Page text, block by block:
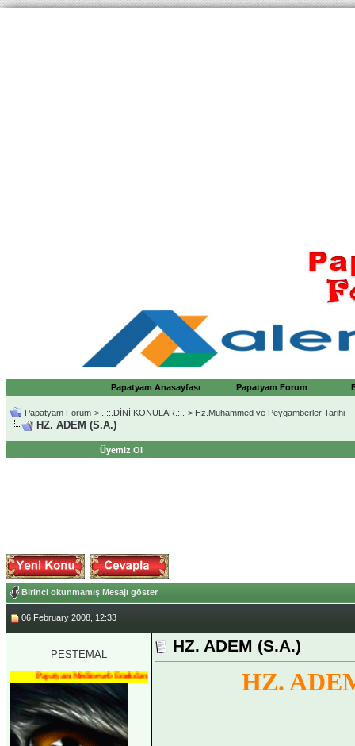
Papatyam Anasayfası Papatyam Forum
Papatyam Forum > ..::.DİNİ KONULAR.::. > Hz.Muhammed ve Peygamberler Tarihi
HZ. ADEM (S.A.)
Üyemiz Ol
Birinci okunmamış Mesajı göster
06 February 2008, 12:33
PESTEMAL
Papatyam Medineweb Emekdarı
HZ. ADEM (S.A.)
HZ.